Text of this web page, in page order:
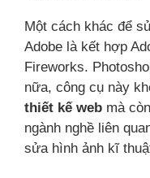
Một cách khác để
Adobe là kết hợp
Fireworks.
nữa, công cụ này
thiết kế web mà
ngành nghề liên
sửa hình ảnh kĩ